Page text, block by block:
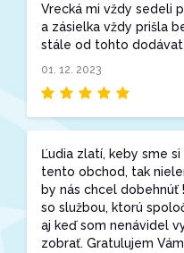
Vrecká mi vždy sedeli
a zásielka vždy prišla
stále od tohto
01. 12. 2023
Ľudia zlatí, keby sme
tento obchod, tak
by nás chcel dobehnúť
so službou, ktorú
aj keď som nenávidel
zobrať. Gratulujem